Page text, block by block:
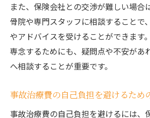
また、保険会社との交渉が難しい場合
骨院や専門スタッフに相談することで
やアドバイスを受けることができます
専念するためにも、疑問点や不安があ
へ相談することが重要です。
事故治療費の自己負担を避けるため
事故治療費の自己負担を避けるには、